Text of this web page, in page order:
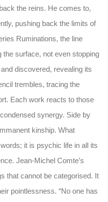
the reins. He comes to,
pushing back the limits of
Ruminations, the line
surface, not even stopping
discovered, revealing its
trembles, tracing the
Each work reacts to those
synergy. Side by
kinship. What
it is psychic life in all its
Jean-Michel Comte’s
that cannot be categorised. It
pointlessness. “No one has